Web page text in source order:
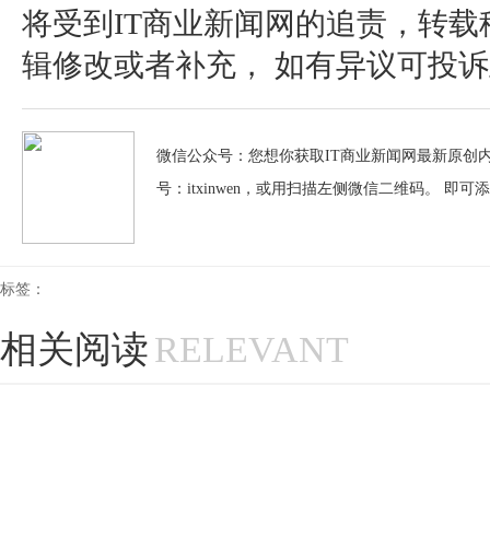
将受到IT商业新闻网的追责，转
辑修改或者补充， 如有异议可投
微信公众号：您想你获取IT商业新闻网最新原创
号：itxinwen，或用扫描左侧微信二维码。 即可
标签：
相关阅读RELEVANT